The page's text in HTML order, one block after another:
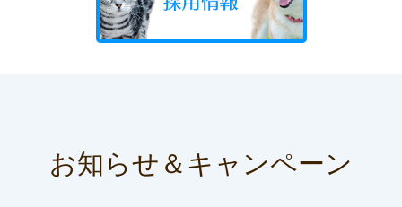
お知らせ＆キャンペーン